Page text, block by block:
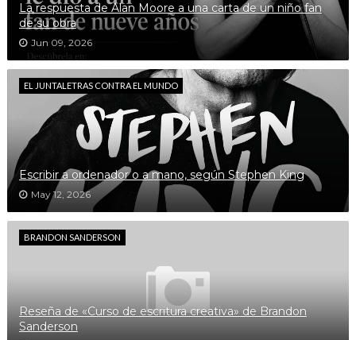
La respuesta de Alan Moore a una carta de un niño fan
de su obra
Jun 09, 2026
EL JUNTALETRAS CONTRA EL MUNDO
Escribir a ordenador o a mano, según Stephen King
May 12, 2026
BRANDON SANDERSON
Reseña de «Curso de escritura creativa» de Brandon
Sanderson